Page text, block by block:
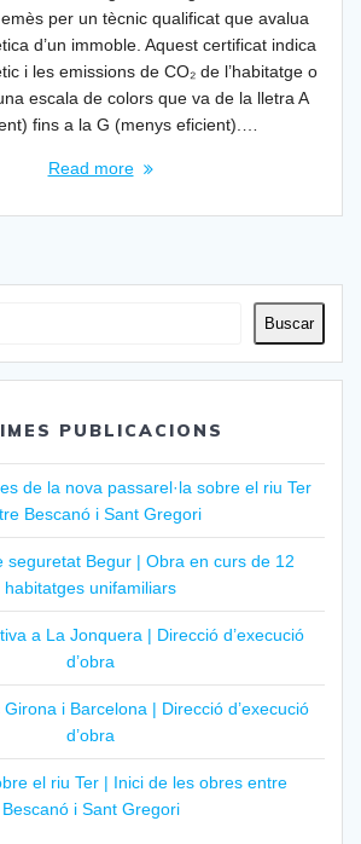
per un tècnic qualificat que avalua
d’un immoble. Aquest certificat indica
i les emissions de CO₂ de l’habitatge o
escala de colors que va de la lletra A
fins a la G (menys eficient).…
Read more
Buscar
PUBLICACIONS
de la nova passarel·la sobre el riu Ter
Bescanó i Sant Gregori
seguretat Begur | Obra en curs de 12
habitatges unifamiliars
a La Jonquera | Direcció d’execució
d’obra
i Barcelona | Direcció d’execució
d’obra
el riu Ter | Inici de les obres entre
Bescanó i Sant Gregori